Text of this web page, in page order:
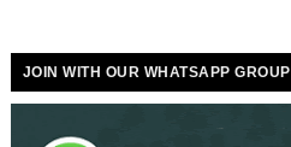
JOIN WITH OUR WHATSAPP GROUP